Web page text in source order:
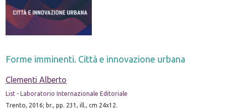
Forme imminenti. Città e innovazione urbana
Clementi Alberto
List - Laboratorio Internazionale Editoriale
Trento, 2016; br., pp. 231, ill., cm 24x12.